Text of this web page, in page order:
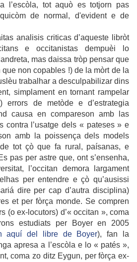
a l’escòla, tot aquò es totjorn pas
de normal, d'evident e de
analisis criticas d’aqueste libròt
e occitanistas dempuèi lo
mas daissa tròp pensar que
non copables !) de la mòrt de la
trabalhar a desculpabilizar dins
simplament en tornant rampelar
errors de metòde e d’estrategia
causa en compareson amb las
contra l’usatge dels « pateses » e
amb la poissença dels models
de tot çò que fa rural, paísanas, e
pas per astre que, ont s’ensenha,
l’occitan demora largament
per entendre e çò qu’ausissi
dire per cap d’autra disciplina)
et per fòrça monde. Se compren
(o ex-locutors) d’« occitan », coma
estudiats per Boyer en 2005
aquí del libre de Boyer), fan la
apresa a l’escòla e lo « patés »,
coma zo ditz Eygun, per fòrça ex-